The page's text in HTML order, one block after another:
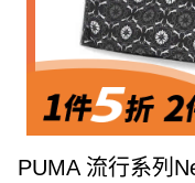
PUMA 流行系列